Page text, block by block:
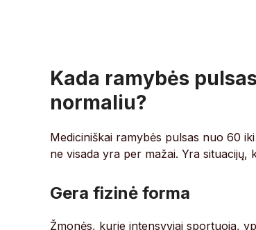
Kada ramybės
normaliu?
Mediciniškai ramybės pulsas nuo 60
ne visada yra per mažai. Yra situacijų,
Gera fizinė forma
Žmonės, kurie intensyviai sportuoja,